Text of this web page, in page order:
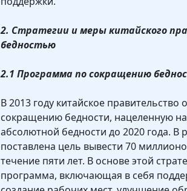
2. Стратегии и меры китайского
бедностью
2.1 Программа по сокращению
В 2013 году китайское
сокращению бедности, нацеленную
абсолютной бедности до 2020 года.
поставлена цель вывести 70
течение пяти лет. В основе этой
программа, включающая в себя